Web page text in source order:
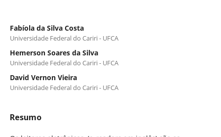
Fabíola da Silva Costa
Universidade Federal do Cariri - UFCA
Hemerson Soares da Silva
Universidade Federal do Cariri - UFCA
David Vernon Vieira
Universidade Federal do Cariri - UFCA
Resumo